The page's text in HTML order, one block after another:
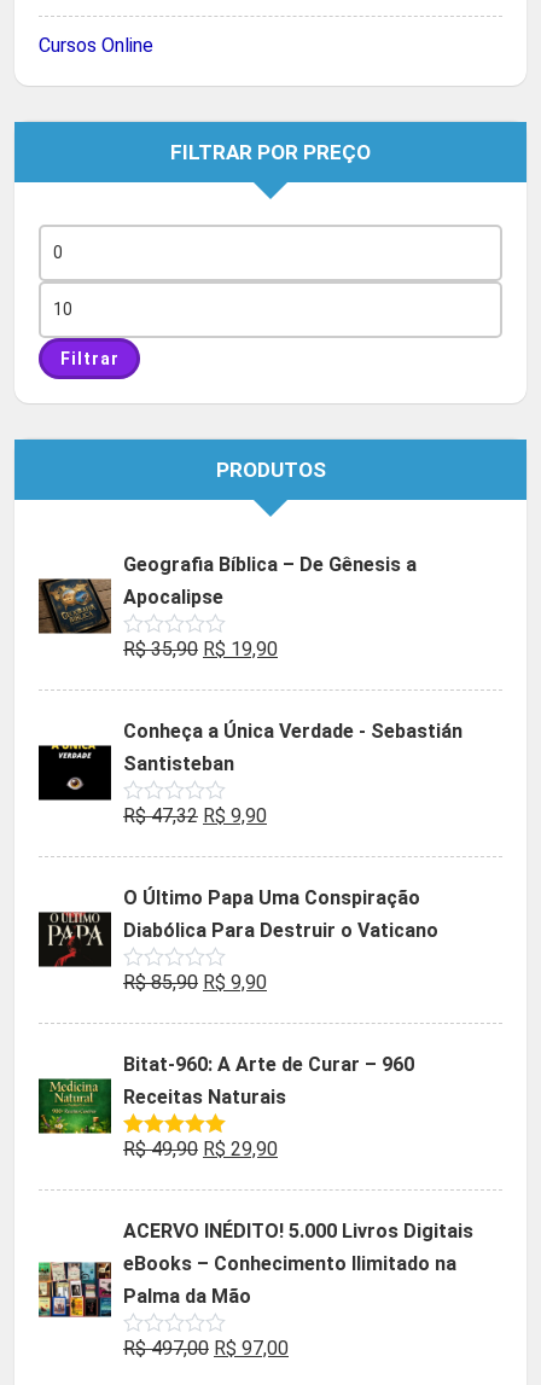
Cursos Online
FILTRAR POR PREÇO
mínimo
máximo
Filtrar
PRODUTOS
Geografia Bíblica – De Gênesis a
Apocalipse
Avaliação
de
R$35,90 O
era:
R$ 35,90.
R$ 19,90O
é:
Conheça a Única Verdade - Sebastián
Santisteban
Avaliação
de
R$47,32 O
era:
R$ 47,32.
R$ 9,90O
é:
R$ 9,90.
O Último Papa Uma Conspiração
Diabólica Para Destruir o Vaticano
Avaliação
de
R$85,90 O
era:
R$ 85,90.
R$ 9,90O
é:
R$ 9,90.
Bitat-960: A Arte de Curar – 960
Receitas Naturais
Avaliação
R$49,90 O
era:
R$ 49,90.
R$ 29,90O
é:
R$ 29,90.
ACERVO INÉDITO! 5.000 Livros Digitais
eBooks – Conhecimento Ilimitado na
Palma da Mão
Avaliação
R$497,00 O
R$ 97,00O